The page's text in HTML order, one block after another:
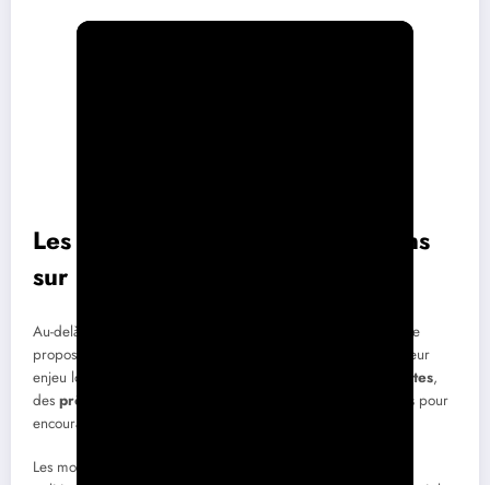
Les aides régionales : des soutiens
sur mesure
Au-delà du soutien national, chaque région a la possibilité de
proposer des dispositifs d’aide spécifiques. En fonction de leur
enjeu local, certaines régions offrent des
subventions directes,
des prêts à taux zéro exonérations fiscales pour
encourager l’installation de panneaux photovoltaïques.
Les montants et les conditions de ces aides varient selon les